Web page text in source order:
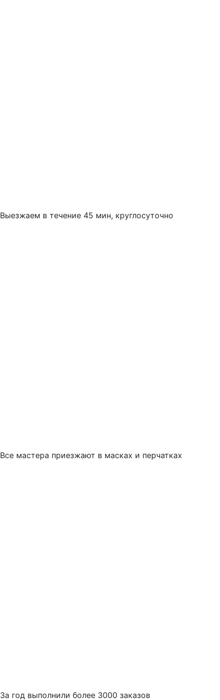
Выезжаем в течение 45 мин, круглосуточно
Все мастера приезжают в масках и перчатках
За год выполнили более 3000 заказов